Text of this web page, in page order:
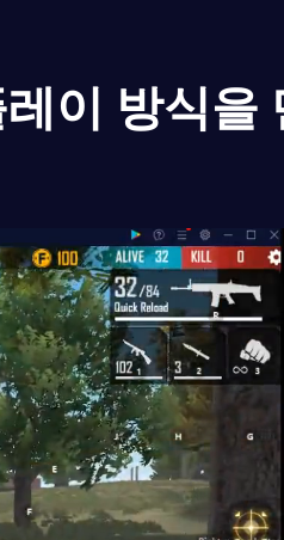
이 방식을